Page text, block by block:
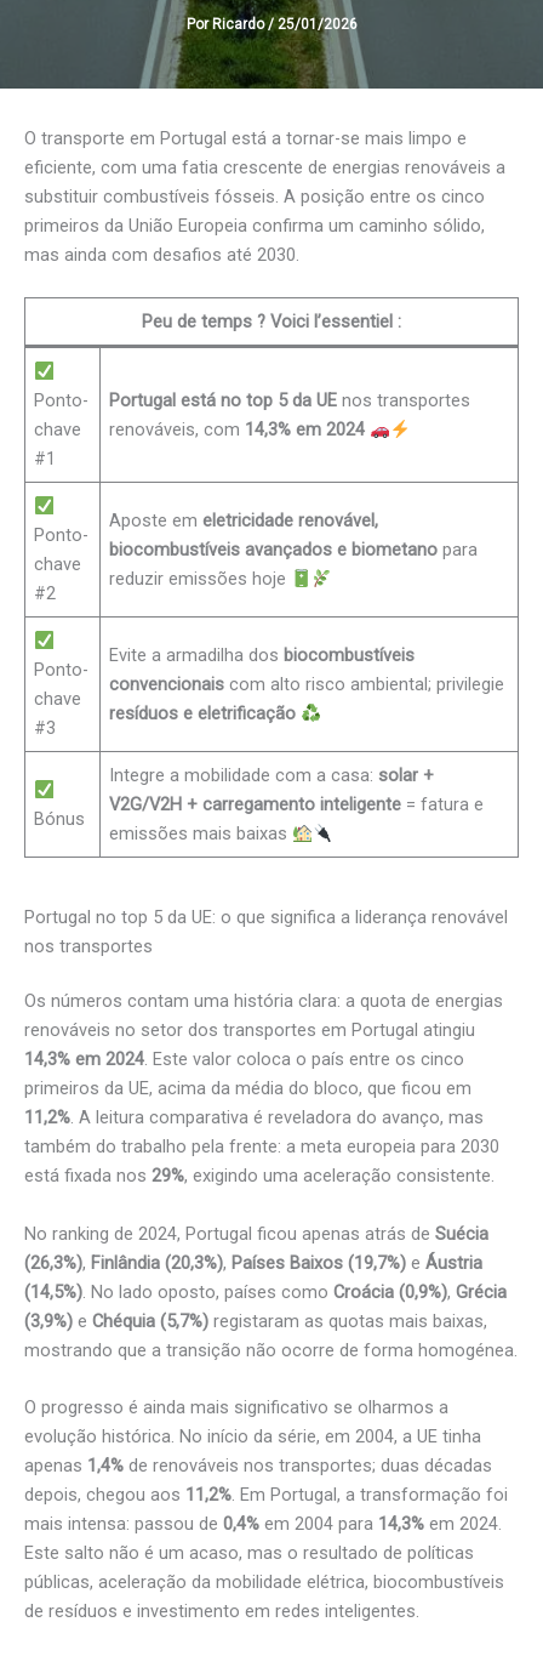
Por Ricardo/25/01/2026
O transporte em Portugal está a tornar-se mais limpo e
eficiente, com uma fatia crescente de energias renováveis a
substituir combustíveis fósseis. A posição entre os cinco
primeiros da União Europeia confirma um caminho sólido,
mas ainda com desafios até 2030.
Peu de temps ? Voici l’essentiel :
Ponto-
chave
#1
Portugal está no top 5 da UE nos transportes
renováveis, com 14,3% em 2024
Ponto-
chave
#2
Aposte emeletricidade renovável,
biocombustíveis avançados e biometano para
reduzir emissões hoje
Ponto-
chave
#3
Evite a armadilha dos biocombustíveis
convencionais com alto risco ambiental; privilegie
resíduos e eletrificação
Bónus
Integre a mobilidade com a casa: solar +
V2G/V2H + carregamento inteligente = fatura e
emissões mais baixas
Portugal no top 5 da UE: o que significa a liderança renovável
nos transportes
Os números contam uma história clara: a quota de energias
renováveis no setor dos transportes em Portugal atingiu
14,3% em 2024. Este valor coloca o país entre os cinco
primeiros da UE, acima da média do bloco, que ficou em
11,2%. A leitura comparativa é reveladora do avanço, mas
também do trabalho pela frente: a meta europeia para 2030
está fixada nos 29%, exigindo uma aceleração consistente.
No ranking de 2024, Portugal ficou apenas atrás de Suécia
(26,3%), Finlândia (20,3%), Países Baixos (19,7%) e Áustria
(14,5%). No lado oposto, países como Croácia (0,9%), Grécia
(3,9%) e Chéquia (5,7%) registaram as quotas mais baixas,
mostrando que a transição não ocorre de forma homogénea.
O progresso é ainda mais significativo se olharmos a
evolução histórica. No início da série, em 2004, a UE tinha
apenas 1,4% de renováveis nos transportes; duas décadas
depois, chegou aos 11,2%. Em Portugal, a transformação foi
mais intensa: passou de 0,4% em 2004 para 14,3% em 2024.
Este salto não é um acaso, mas o resultado de políticas
públicas, aceleração da mobilidade elétrica, biocombustíveis
de resíduos e investimento em redes inteligentes.